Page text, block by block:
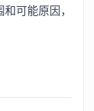
可能原因，